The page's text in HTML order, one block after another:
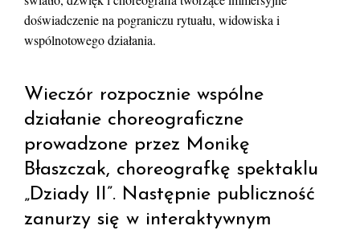
doświadczenie na pograniczu rytuału, widowiska i
wspólnotowego działania.
Wieczór rozpocznie wspólne
działanie choreograficzne
prowadzone przez Monikę
Błaszczak, choreografkę spektaklu
„Dziady II”. Następnie publiczność
zanurzy się w interaktywnym